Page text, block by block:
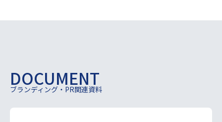
DOCUMENT
ブランディング・PR関連資料